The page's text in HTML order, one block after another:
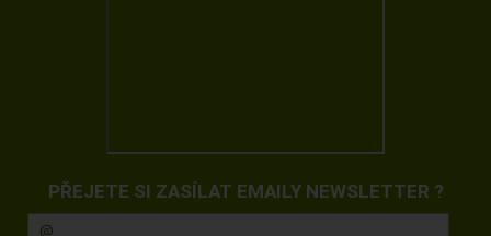
PŘEJETE SI ZASÍLAT EMAILY NEWSLETTER ?